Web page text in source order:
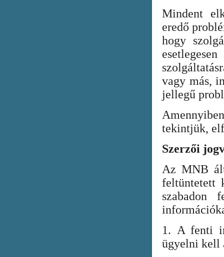
Mindent
eredő
hogy
vagy más,
jellegű
tekintjük,
Szerzői
Az MNB
feltüntetett
szabadon
1. A fenti
ügyelni kell